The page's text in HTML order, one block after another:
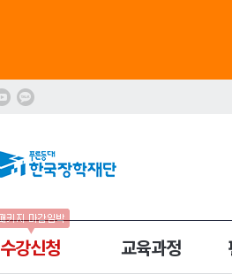
수강신청 교육과정